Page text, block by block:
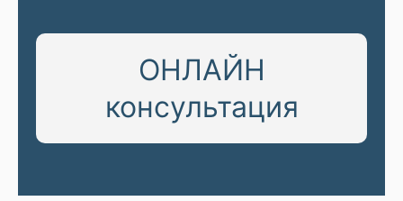
ОНЛАЙН
консультация